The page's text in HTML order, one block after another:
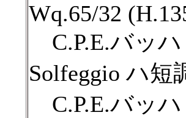
Wq.65/32
C.P.E.バッ
Solfeggio ハ短
C.P.E.バッ